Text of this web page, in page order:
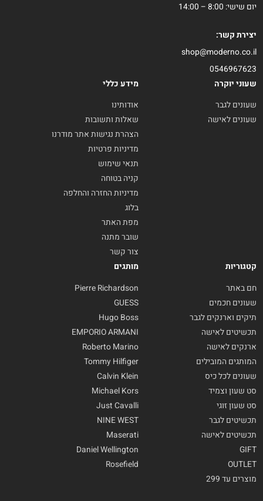
יום שישי: 8:00 – 14:00
יצירת קשר:
shop@moderno.co.il
0546967623
שעוני יוקרה
שעונים לגבר
שעונים לאישה
מידע כללי
אודותינו
שאלות ותשובות
הצהרת נגישות אתר מודרנו
מדיניות פרטיות
תנאי שימוש
קניה בטוחה
מדיניות החזרה והחלפה
בלוג
מפת האתר
שובר מתנה
צור קשר
קטגוריות
חם באתר
שעונים חכמים
תיקים וארנקים לגבר
תכשיטים לאישה
ארנקים לאישה
המותגים המובילים
שעונים לכל כיס
סט שעון וצמיד
סט שעון זוגי
תכשיטים לגבר
תכשיטים לאישה
GIFT
OUTLET
מוצרים עד 299
מותגים
Pierre Richardson
GUESS
Hugo Boss
EMPORIO ARMANI
Roberto Marino
Tommy Hilfiger
Calvin Klein
Michael Kors
Just Cavalli
NINE WEST
Maserati
Daniel Wellington
Rosefield